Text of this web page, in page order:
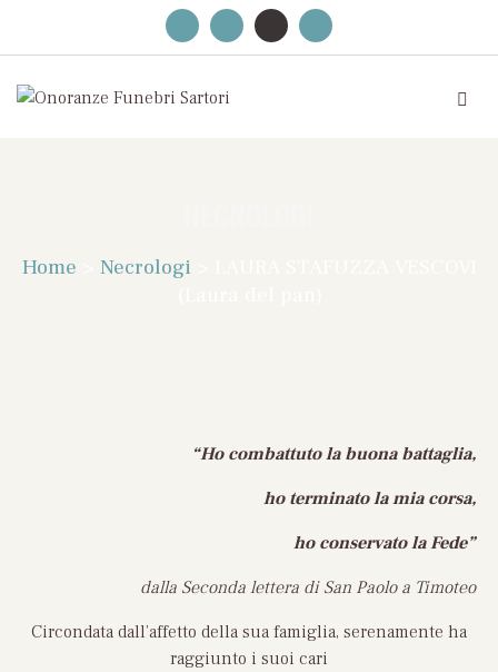
Home Necrologi>
“Ho combattuto la buona battaglia,
ho terminato la mia corsa,
ho conservato la Fede”
dalla Seconda lettera di San Paolo a Timoteo
Circondata dall’affetto della sua famiglia, serenamente ha
raggiunto i suoi cari